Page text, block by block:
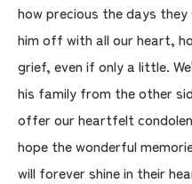
how precious the days
him off with all our heart,
grief, even if only a little.
his family from the other
offer our heartfelt
hope the wonderful
will forever shine in their